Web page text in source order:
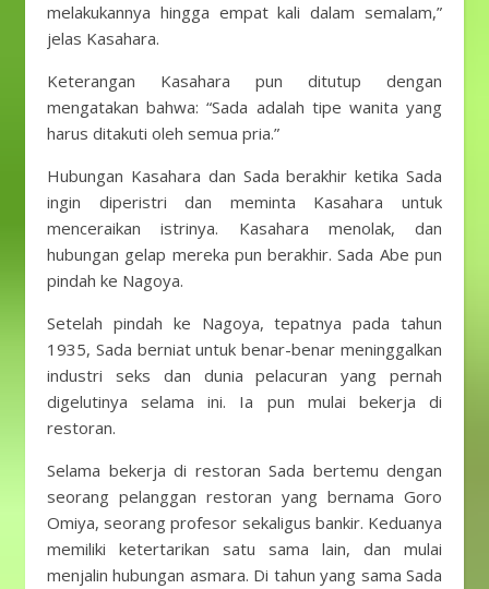
melakukannya hingga empat kali dalam semalam,”
jelas Kasahara.
Keterangan Kasahara pun ditutup dengan
mengatakan bahwa: “Sada adalah tipe wanita yang
harus ditakuti oleh semua pria.”
Hubungan Kasahara dan Sada berakhir ketika Sada
ingin diperistri dan meminta Kasahara untuk
menceraikan istrinya. Kasahara menolak, dan
hubungan gelap mereka pun berakhir. Sada Abe pun
pindah ke Nagoya.
Setelah pindah ke Nagoya, tepatnya pada tahun
1935, Sada berniat untuk benar-benar meninggalkan
industri seks dan dunia pelacuran yang pernah
digelutinya selama ini. Ia pun mulai bekerja di
restoran.
Selama bekerja di restoran Sada bertemu dengan
seorang pelanggan restoran yang bernama Goro
Omiya, seorang profesor sekaligus bankir. Keduanya
memiliki ketertarikan satu sama lain, dan mulai
menjalin hubungan asmara. Di tahun yang sama Sada